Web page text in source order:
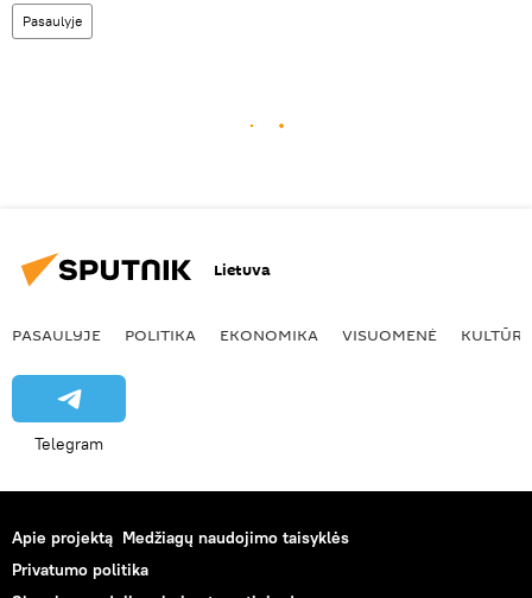
Pasaulyje
Lietuva
PASAULYJE POLITIKA EKONOMIKA VISUOMENĖ KULTŪRA
Telegram
Apie projektą Medžiagų naudojimo taisyklės
Privatumo politika